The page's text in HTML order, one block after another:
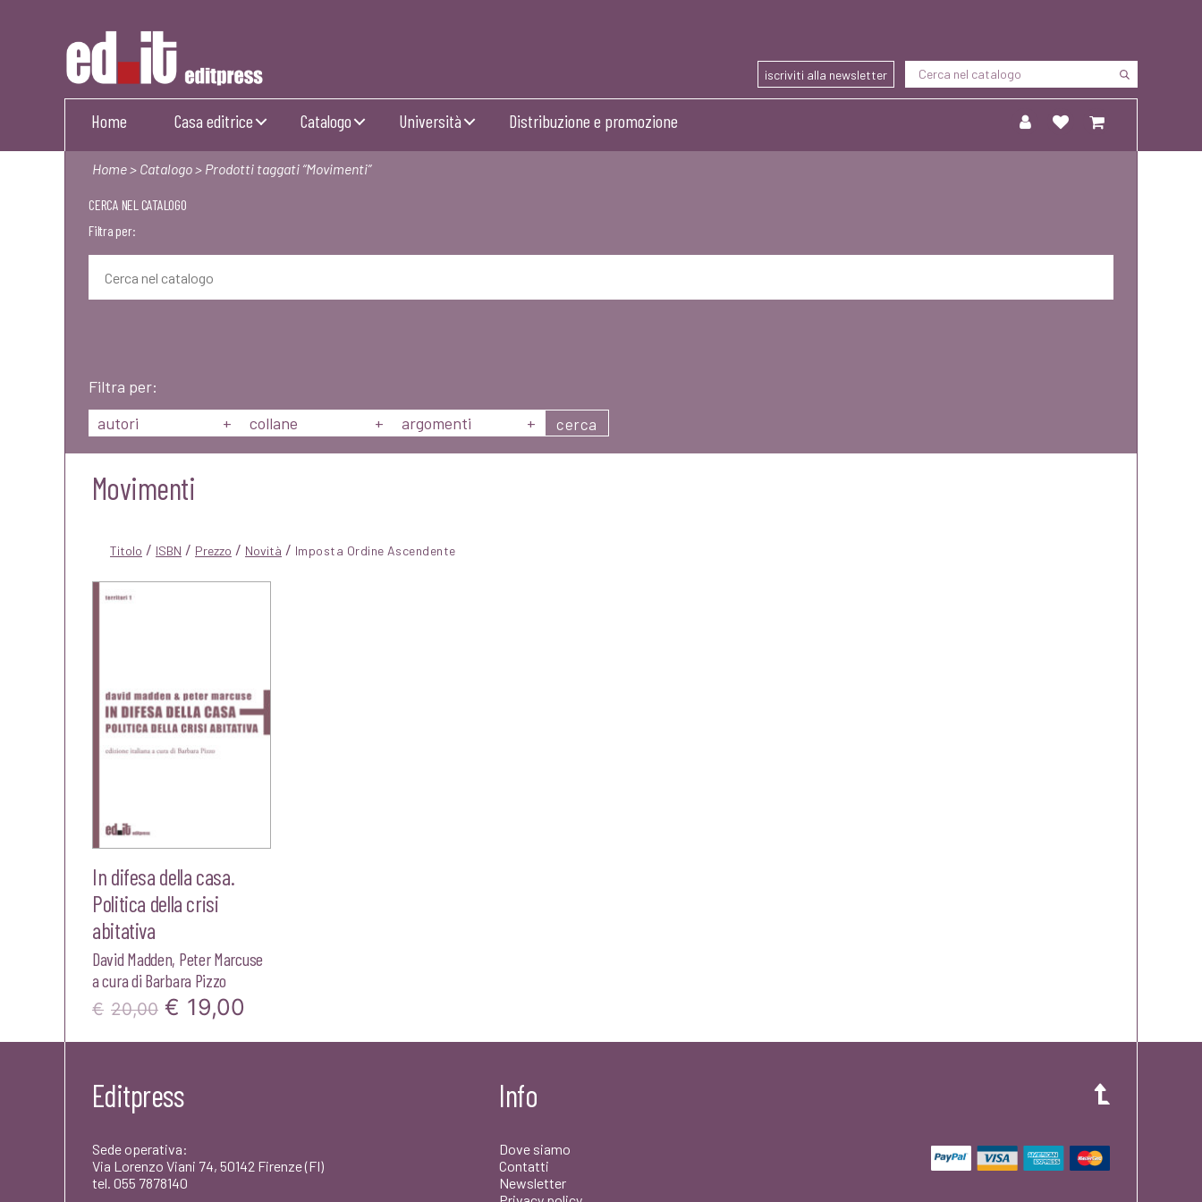
Editpress
iscriviti alla newsletter
Home Casa editrice Catalogo Università Distribuzione e promozione
Home> Catalogo> Prodotti taggati “Movimenti”
CERCA NEL CATALOGO
Filtra per:
Filtra per:
autori
+ collane + argomenti + cerca
Movimenti
Titolo / ISBN / Prezzo / Novità /
In difesa della casa.
Politica della crisi
abitativa
David Madden, Peter Marcuse
a cura di Barbara Pizzo
€ 20,00 Il
prezzo
era:
€20,00.
€ 19,00
prezzo
Editpress
Sede operativa:
Via Lorenzo Viani 74, 50142 Firenze (FI)
tel. 055 7878140
Info
Dove siamo
Contatti
Newsletter